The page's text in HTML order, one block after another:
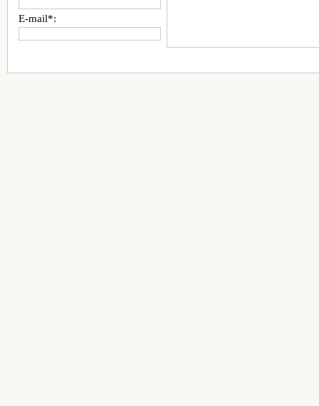
E-mail*: